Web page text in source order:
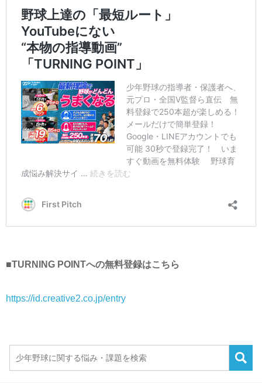
■TURNING POINTへの無料登録はこちら
https://id.creative2.co.jp/entry